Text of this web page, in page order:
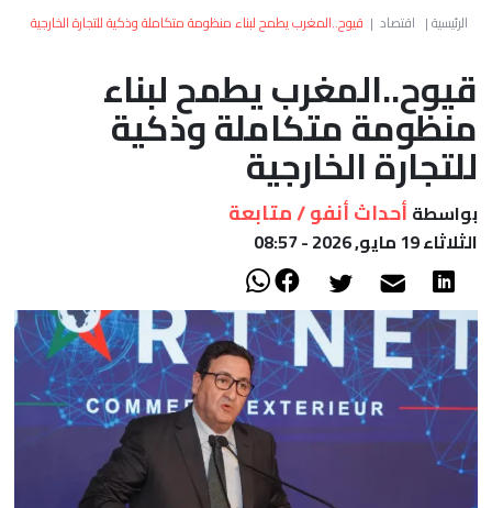
العالم
أعمدة
الصحراء
الرئيسية| اقتصاد | قيوح..المغرب يطمح لبناء منظومة متكاملة وذكية للتجارة الخارجية
قيوح..المغرب يطمح لبناء
منظومة متكاملة وذكية
للتجارة الخارجية
بواسطة أحداث أنفو / متابعة
الثلاثاء 19 مايو, 2026 - 08:57